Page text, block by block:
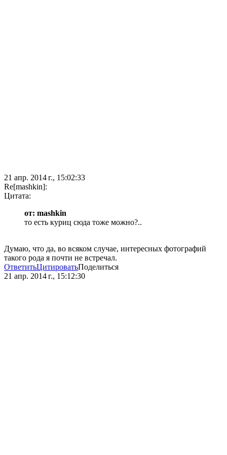
21 апр. 2014 г., 15:02:33
Re[mashkin]:
Цитата:
от: mashkin
то есть куриц сюда тоже можно?..
Думаю, что да, во всяком случае, интересных фотографий
такого рода я почти не встречал.
ОтветитьЦитироватьПоделиться
21 апр. 2014 г., 15:12:30